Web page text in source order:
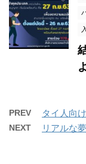
PREV タイ人向
NEXT リアルな夢